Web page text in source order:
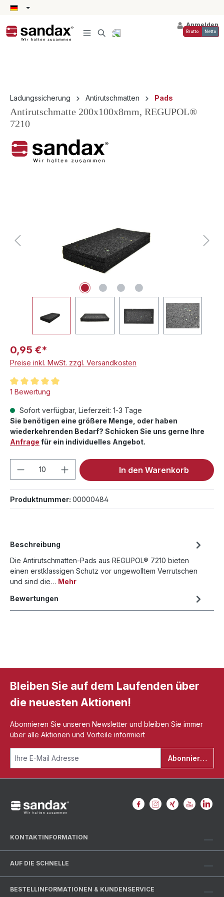
springen
Anmelden
Brutto Netto
Ladungssicherung Antirutschmatten Pads
Antirutschmatte 200x100x8mm, REGUPOL®
7210
0,95 €*
Preise inkl. MwSt. zzgl. Versandkosten
Durchschnittliche Bewertung von 5 von 5 Sternen
1 Bewertung
Sofort verfügbar, Lieferzeit: 1-3 Tage
Sie benötigen eine größere Menge, oder haben
wiederkehrenden Bedarf? Schicken Sie uns gerne Ihre
Anfrage für ein individuelles Angebot.
Produkt Anzahl: Gib denIn den Warenkorb
Produktnummer: 00000484
Beschreibung
Die Antirutschmatten-Pads aus REGUPOL® 7210 bieten
einen erstklassigen Schutz vor ungewolltem Verrutschen
und sind die… Mehr
Bewertungen
Bleiben Sie auf dem Laufenden über
die neuesten Aktionen!
Abonnieren Sie unseren Newsletter und bleiben Sie immer
über alle Aktionen und Vorteile informiert
Abonnieren
KONTAKTINFORMATION
AUF DIE SCHNELLE
BESTELLINFORMATIONEN & KUNDENSERVICE